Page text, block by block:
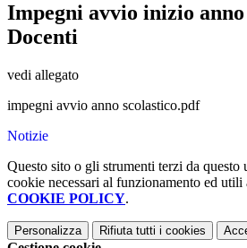
Impegni avvio inizio anno
Docenti
vedi allegato
impegni avvio anno scolastico.pdf
Notizie
Questo sito o gli strumenti terzi da
cookie necessari al funzionamento ed
COOKIE POLICY.
Personalizza Rifiuta tutti i cookies